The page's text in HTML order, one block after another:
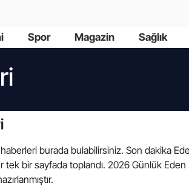
Spor Magazin Sağlık
burada bulabilirsiniz. Son dakika
bir sayfada toplandı. 2026 Günlük